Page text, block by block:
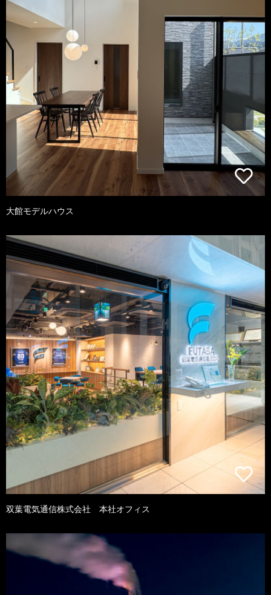
大館モデルハウス
双葉電気通信株式会社 本社オフィス